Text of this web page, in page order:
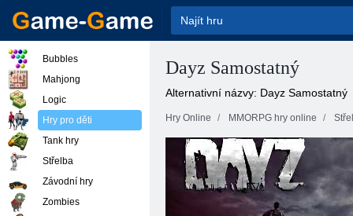
Dayz Samostatný
Alternativní názvy: Dayz Samostatný
Hry Online MMORPG hry online
Bubbles
Mahjong
Logic
Hry pro děti
Tank hry
Střelba
Závodní hry
Zombies